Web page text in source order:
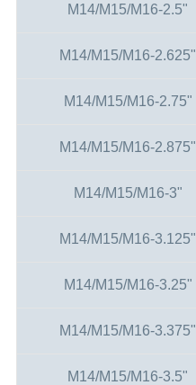
M14/M15/M16-2.5"
M14/M15/M16-2.625"
M14/M15/M16-2.75"
M14/M15/M16-2.875"
M14/M15/M16-3"
M14/M15/M16-3.125"
M14/M15/M16-3.25"
M14/M15/M16-3.375"
M14/M15/M16-3.5"